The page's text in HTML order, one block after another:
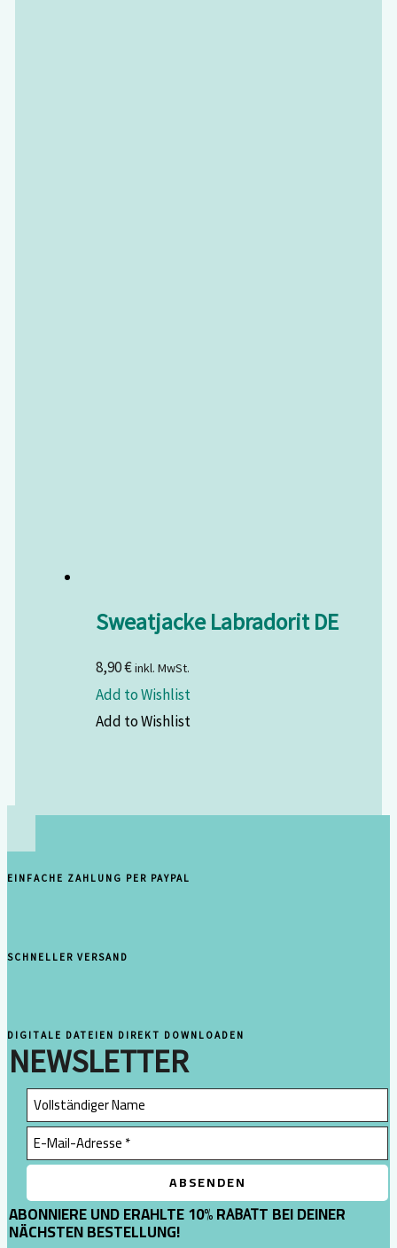
Sweatjacke Labradorit DE
8,90€inkl. MwSt.
Add to Wishlist
Add to Wishlist
EINFACHE ZAHLUNG PER PAYPAL
SCHNELLER VERSAND
DIGITALE DATEIEN DIREKT DOWNLOADEN
NEWSLETTER
ABONNIERE UND ERAHLTE 10% RABATT BEI DEINER
NÄCHSTEN BESTELLUNG!